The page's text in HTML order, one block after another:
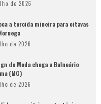
de 2026
a torcida mineira para oitavas
de 2026
de Moda chega a Balneário
(MG)
de 2026